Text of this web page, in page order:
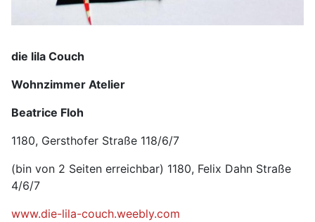
die lila Couch
Wohnzimmer Atelier
Beatrice Floh
1180, Gersthofer Straße 118/6/7
(bin von 2 Seiten erreichbar) 1180, Felix Dahn Straße
4/6/7
www.die-lila-couch.weebly.com